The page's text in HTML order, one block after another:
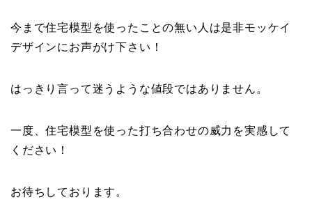
今まで住宅模型を使ったことの無い人は是非モッケイ
デザインにお声がけ下さい！
はっきり言って迷うような値段ではありません。
一度、住宅模型を使った打ち合わせの威力を実感して
ください！
お待ちしております。